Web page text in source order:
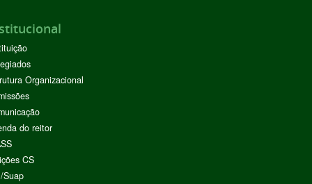
Organizacional
do reitor
CS
Suap